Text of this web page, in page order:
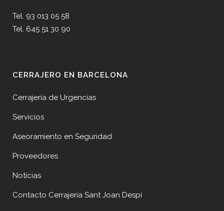
Tel. 93 013 05 58
Tel. 645 51 30 90
CERRAJERO EN BARCELONA
Cerrajería de Urgencias
Servicios
Aseoramiento en Seguridad
Proveedores
Noticias
Contacto Cerrajería Sant Joan Despí